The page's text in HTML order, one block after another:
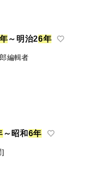
年～明治26年
編輯者
～昭和6年
]